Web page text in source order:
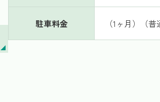
駐車料金 （1ヶ月）（